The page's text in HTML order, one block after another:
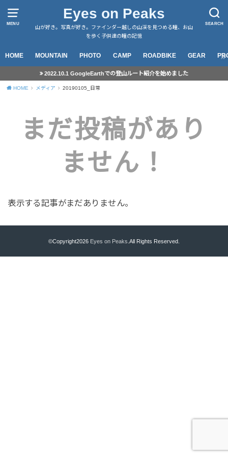
MENU SEARCH
Eyes on Peaks
山が好き。写真が好き。ファインダー越しの山渓を見つめる瞳、お山
を歩く子供達の瞳の記憶
HOME MOUNTAIN PHOTO CAMP ROADBIKE GEAR
2022.10.1 GoogleEarthでの登山ルート紹介を始めました
HOME メディア 20190105_日常
まだ投稿があり
ません！
表示する記事がまだありません。
©Copyright2026 Eyes on Peaks .All Rights Reserved.